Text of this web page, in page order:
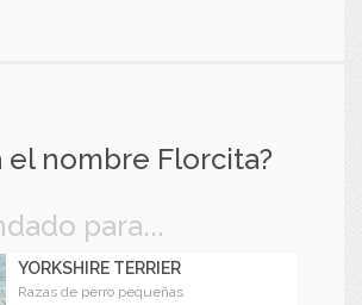
el nombre Florcita?
para...
YORKSHIRE TERRIER
Razas de perro pequeñas